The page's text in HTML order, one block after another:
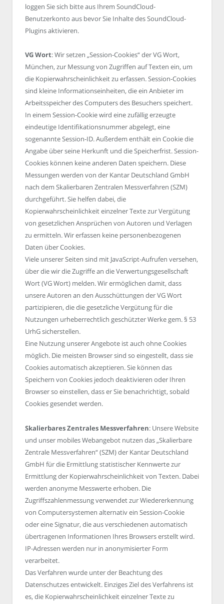
loggen Sie sich bitte aus Ihrem SoundCloud-
Benutzerkonto aus bevor Sie Inhalte des SoundCloud-
Plugins aktivieren.
VG Wort: Wir setzen „Session-Cookies“ der VG Wort,
München, zur Messung von Zugriffen auf Texten ein, um
die Kopierwahrscheinlichkeit zu erfassen. Session-Cookies
sind kleine Informationseinheiten, die ein Anbieter im
Arbeitsspeicher des Computers des Besuchers speichert.
In einem Session-Cookie wird eine zufällig erzeugte
eindeutige Identifikationsnummer abgelegt, eine
sogenannte Session-ID. Außerdem enthält ein Cookie die
Angabe über seine Herkunft und die Speicherfrist. Session-
Cookies können keine anderen Daten speichern. Diese
Messungen werden von der Kantar Deutschland GmbH
nach dem Skalierbaren Zentralen Messverfahren (SZM)
durchgeführt. Sie helfen dabei, die
Kopierwahrscheinlichkeit einzelner Texte zur Vergütung
von gesetzlichen Ansprüchen von Autoren und Verlagen
zu ermitteln. Wir erfassen keine personenbezogenen
Daten über Cookies.
Viele unserer Seiten sind mit JavaScript-Aufrufen versehen,
über die wir die Zugriffe an die Verwertungsgesellschaft
Wort (VG Wort) melden. Wir ermöglichen damit, dass
unsere Autoren an den Ausschüttungen der VG Wort
partizipieren, die die gesetzliche Vergütung für die
Nutzungen urheberrechtlich geschützter Werke gem. § 53
UrhG sicherstellen.
Eine Nutzung unserer Angebote ist auch ohne Cookies
möglich. Die meisten Browser sind so eingestellt, dass sie
Cookies automatisch akzeptieren. Sie können das
Speichern von Cookies jedoch deaktivieren oder Ihren
Browser so einstellen, dass er Sie benachrichtigt, sobald
Cookies gesendet werden.
Skalierbares Zentrales Messverfahren: Unsere Website
und unser mobiles Webangebot nutzen das „Skalierbare
Zentrale Messverfahren“ (SZM) der Kantar Deutschland
GmbH für die Ermittlung statistischer Kennwerte zur
Ermittlung der Kopierwahrscheinlichkeit von Texten. Dabei
werden anonyme Messwerte erhoben. Die
Zugriffszahlenmessung verwendet zur Wiedererkennung
von Computersystemen alternativ ein Session-Cookie
oder eine Signatur, die aus verschiedenen automatisch
übertragenen Informationen Ihres Browsers erstellt wird.
IP-Adressen werden nur in anonymisierter Form
verarbeitet.
Das Verfahren wurde unter der Beachtung des
Datenschutzes entwickelt. Einziges Ziel des Verfahrens ist
es, die Kopierwahrscheinlichkeit einzelner Texte zu